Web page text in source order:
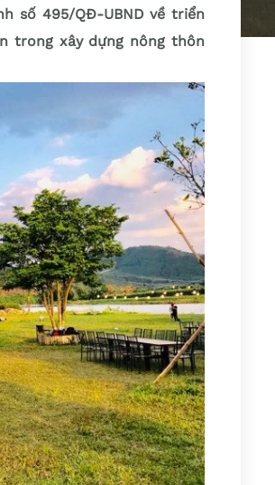
số 495/QĐ-UBND về triển
trong xây dựng nông thôn